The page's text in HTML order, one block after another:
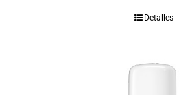
Detalles